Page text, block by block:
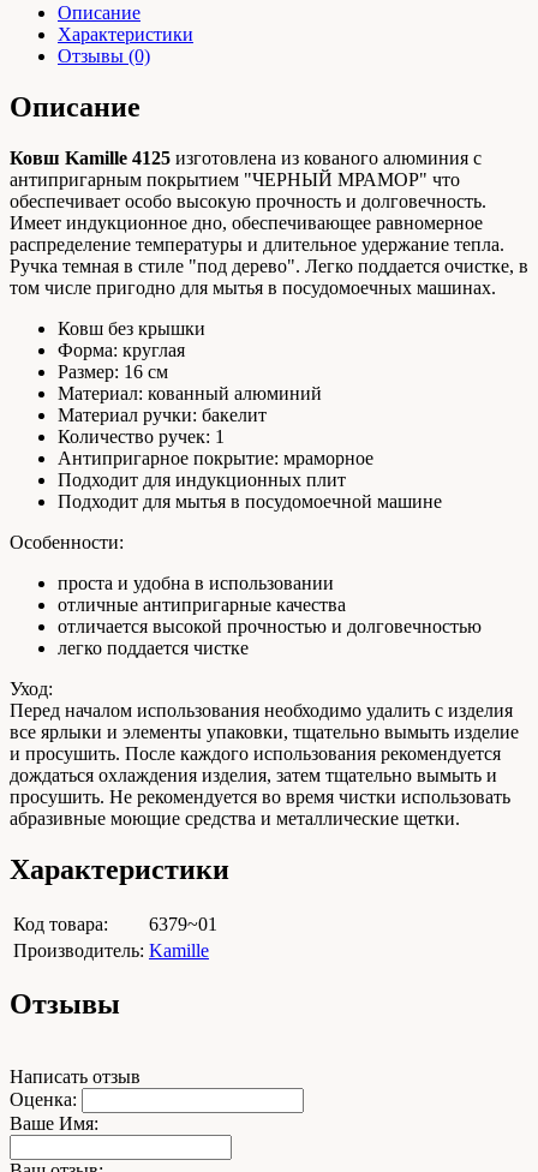
Описание
Характеристики
Отзывы (0)
Описание
Ковш Kamille 4125 изготовлена из кованого алюминия с
антипригарным покрытием "ЧЕРНЫЙ МРАМОР" что
обеспечивает особо высокую прочность и долговечность.
Имеет индукционное дно, обеспечивающее равномерное
распределение температуры и длительное удержание тепла.
Ручка темная в стиле "под дерево". Легко поддается очистке, в
том числе пригодно для мытья в посудомоечных машинах.
Ковш без крышки
Форма: круглая
Размер: 16 см
Материал: кованный алюминий
Материал ручки: бакелит
Количество ручек: 1
Антипригарное покрытие: мраморное
Подходит для индукционных плит
Подходит для мытья в посудомоечной машине
Особенности:
проста и удобна в использовании
отличные антипригарные качества
отличается высокой прочностью и долговечностью
легко поддается чистке
Уход:
Перед началом использования необходимо удалить с изделия
все ярлыки и элементы упаковки, тщательно вымыть изделие
и просушить. После каждого использования рекомендуется
дождаться охлаждения изделия, затем тщательно вымыть и
просушить. Не рекомендуется во время чистки использовать
абразивные моющие средства и металлические щетки.
Характеристики
Код товара:
6379~01
Производитель: Kamille
Отзывы
Написать отзыв
Оценка:
Ваше Имя: